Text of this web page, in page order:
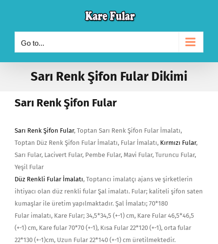
content
Go to...
Sarı Renk Şifon Fular Dikimi
Sarı Renk Şifon Fular
Sarı Renk Şifon Fular, Toptan Sarı Renk Şifon Fular İmalatı,
Toptan Düz Renk Şifon Fular İmalatı, Fular İmalatı, Kırmızı Fular,
Sarı Fular, Lacivert Fular, Pembe Fular, Mavi Fular, Turuncu Fular,
Yeşil Fular
Düz Renkli Fular İmalatı, Toptancı imalatçı ajans ve şirketlerin
ihtiyacı olan düz renkli fular Şal imalatı. Fular; kaliteli şifon saten
kumaşlar ile üretim yapılmaktadır. Şal İmalatı; 70*180
Fular imalatı, Kare Fular; 34,5*34,5 (+-1) cm, Kare Fular 46,5*46,5
(+-1) cm, Kare fular 70*70 (+-1), Kısa Fular 22*120 (+-1), orta fular
22*130 (+-1)cm, Uzun Fular 22*140 (+-1) cm üretilmektedir.